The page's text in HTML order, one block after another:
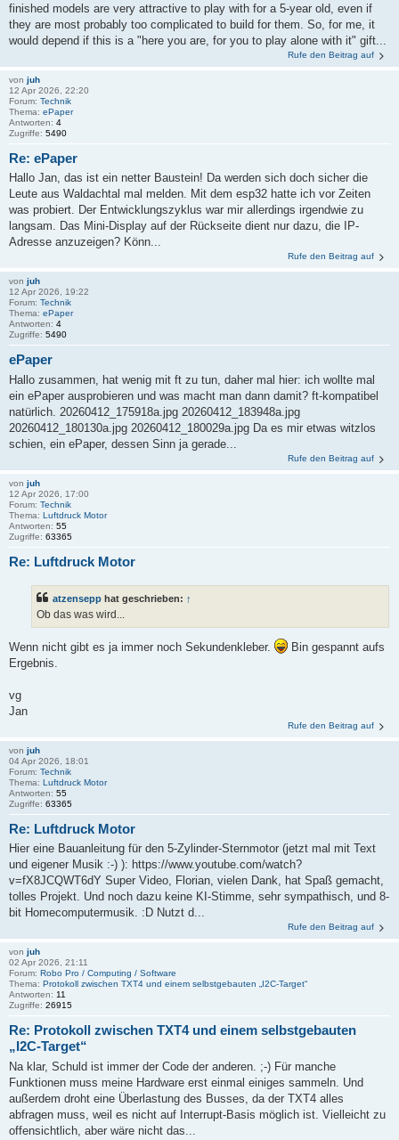
finished models are very attractive to play with for a 5-year old, even if
they are most probably too complicated to build for them. So, for me, it
would depend if this is a "here you are, for you to play alone with it" gift...
Rufe den Beitrag auf
von juh
12 Apr 2026, 22:20
Forum: Technik
Thema: ePaper
Antworten: 4
Zugriffe: 5490
Re: ePaper
Hallo Jan, das ist ein netter Baustein! Da werden sich doch sicher die
Leute aus Waldachtal mal melden. Mit dem esp32 hatte ich vor Zeiten
was probiert. Der Entwicklungszyklus war mir allerdings irgendwie zu
langsam. Das Mini-Display auf der Rückseite dient nur dazu, die IP-
Adresse anzuzeigen? Könn...
Rufe den Beitrag auf
von juh
12 Apr 2026, 19:22
Forum: Technik
Thema: ePaper
Antworten: 4
Zugriffe: 5490
ePaper
Hallo zusammen, hat wenig mit ft zu tun, daher mal hier: ich wollte mal
ein ePaper ausprobieren und was macht man dann damit? ft-kompatibel
natürlich. 20260412_175918a.jpg 20260412_183948a.jpg
20260412_180130a.jpg 20260412_180029a.jpg Da es mir etwas witzlos
schien, ein ePaper, dessen Sinn ja gerade...
Rufe den Beitrag auf
von juh
12 Apr 2026, 17:00
Forum: Technik
Thema: Luftdruck Motor
Antworten: 55
Zugriffe: 63365
Re: Luftdruck Motor
atzensepp hat geschrieben: ↑
Ob das was wird...
Wenn nicht gibt es ja immer noch Sekundenkleber.
Bin gespannt aufs
Ergebnis.
vg
Jan
Rufe den Beitrag auf
von juh
04 Apr 2026, 18:01
Forum: Technik
Thema: Luftdruck Motor
Antworten: 55
Zugriffe: 63365
Re: Luftdruck Motor
Hier eine Bauanleitung für den 5-Zylinder-Sternmotor (jetzt mal mit Text
und eigener Musik :-) ): https://www.youtube.com/watch?
v=fX8JCQWT6dY Super Video, Florian, vielen Dank, hat Spaß gemacht,
tolles Projekt. Und noch dazu keine KI-Stimme, sehr sympathisch, und 8-
bit Homecomputermusik. :D Nutzt d...
Rufe den Beitrag auf
von juh
02 Apr 2026, 21:11
Forum: Robo Pro / Computing / Software
Thema: Protokoll zwischen TXT4 und einem selbstgebauten „I2C-Target“
Antworten: 11
Zugriffe: 26915
Re: Protokoll zwischen TXT4 und einem selbstgebauten
„I2C-Target“
Na klar, Schuld ist immer der Code der anderen. ;-) Für manche
Funktionen muss meine Hardware erst einmal einiges sammeln. Und
außerdem droht eine Überlastung des Busses, da der TXT4 alles
abfragen muss, weil es nicht auf Interrupt-Basis möglich ist. Vielleicht zu
offensichtlich, aber wäre nicht das...